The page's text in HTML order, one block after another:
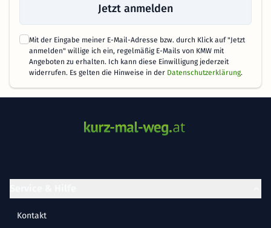
Jetzt anmelden
Mit der Eingabe meiner E-Mail-Adresse bzw. durch Klick auf "Jetzt
anmelden" willige ich ein, regelmäßig E-Mails von KMW mit
Angeboten zu erhalten. Ich kann diese Einwilligung jederzeit
widerrufen. Es gelten die Hinweise in der Datenschutzerklärung.
Kontakt